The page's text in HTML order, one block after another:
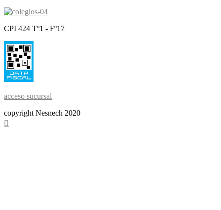
CPI 424 Tº1 - Fº17
acceso sucursal
copyright Nesnech 2020
Scroll